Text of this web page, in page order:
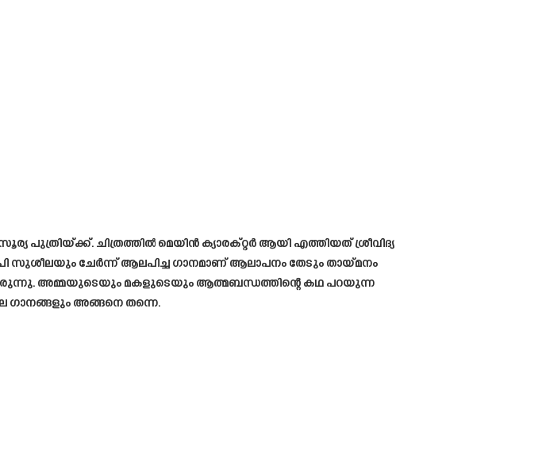
പുത്രിയ്ക്ക്. ചിത്രത്തിൽ മെയിൻ ക്യാരക്റ്റർ ആയി എത്തിയത് ശ്രീവിദ്യ
സുശീലയും ചേർന്ന് ആലപിച്ച ഗാനമാണ് ആലാപനം തേടും തായ്മനം
അമ്മയുടെയും മകളുടെയും ആത്മബന്ധത്തിന്റെ കഥ പറയുന്ന
ഗാനങ്ങളും അങ്ങനെ തന്നെ.